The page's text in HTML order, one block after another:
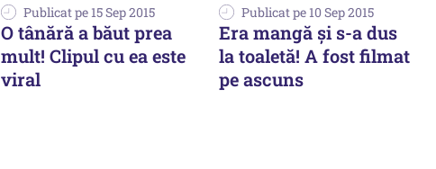
Publicat pe 15 Sep 2015
O tânără a băut prea
mult! Clipul cu ea este
viral
Publicat pe 10 Sep 2015
Era mangă și s-a dus
la toaletă! A fost filmat
pe ascuns